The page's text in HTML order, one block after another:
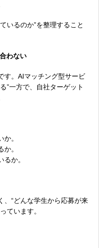
いるのか”を整理すること
わない
す。AIマッチング型サービ
”一方で、自社ターゲット
か。
か。
るか。
、“どんな学生から応募が来
ています。